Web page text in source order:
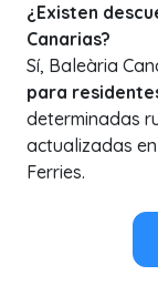
¿Existen
Canarias?
Sí, Baleària
para
determinadas
actualizadas
Ferries.